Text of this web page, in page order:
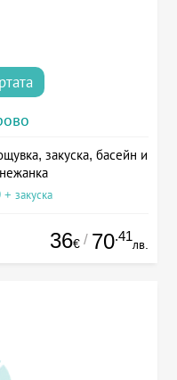
закуска, басейн и
закуска
36€ / 70.41
лв.